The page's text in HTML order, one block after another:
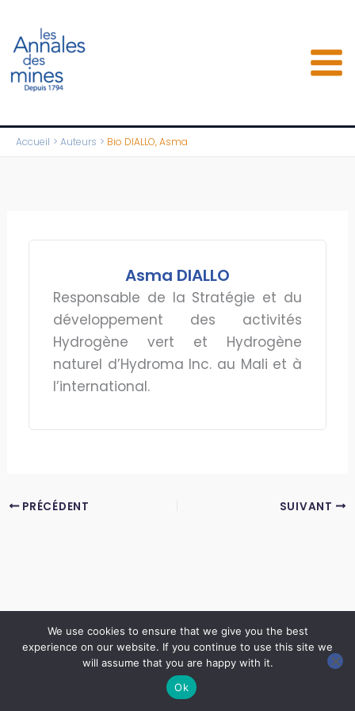
contenu
Accueil Auteurs Bio DIALLO, Asma
Asma DIALLO
Responsable de la Stratégie et du
développement des activités
Hydrogène vert et Hydrogène
naturel d’Hydroma Inc. au Mali et à
l’international.
PRÉCÉDENT SUIVANT
Copyright © 2026 LES ANNALES DES MINES | Powered byThème WordPress Astra
We use cookies to ensure that we give you the best
experience on our website. If you continue to use this site we
will assume that you are happy with it.
Ok